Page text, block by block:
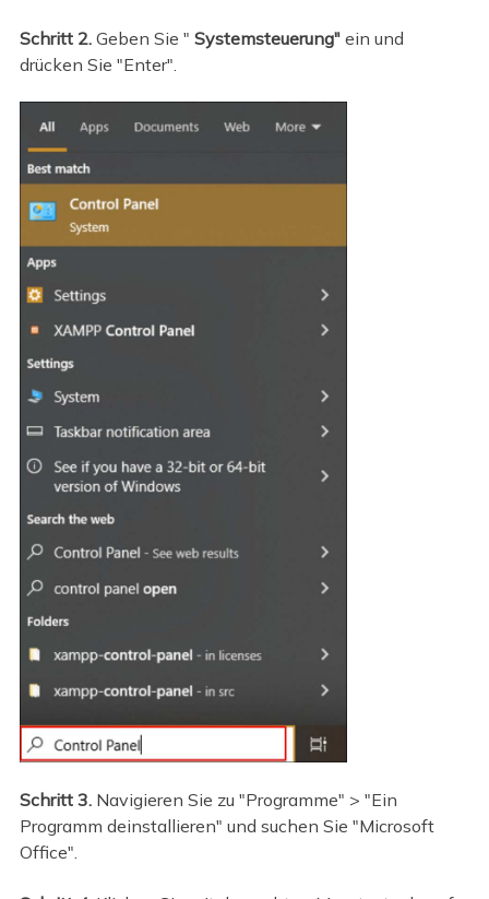
Schritt 2. Geben Sie " Systemsteuerung"ein und
drücken Sie "Enter".
Schritt 3. Navigieren Sie zu "Programme" > "Ein
Programm deinstallieren" und suchen Sie "Microsoft
Office".